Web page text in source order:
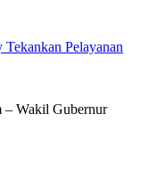
Pelayanan
Wakil Gubernur